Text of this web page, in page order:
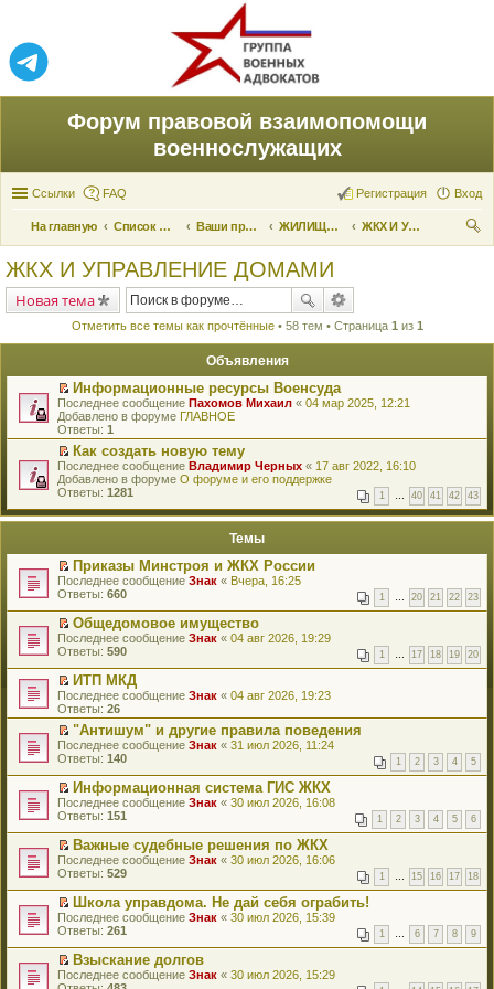
Форум правовой взаимопомощи
военнослужащих
Ссылки FAQ Вход
Регистрация
На главную Список форумов Ваши права и их реализация ЖИЛИЩНЫЕ ВОПРОСЫ
ЖКХ И УПРАВЛЕНИЕ ДОМАМИ
ЖКХ И УПРАВЛЕНИЕ ДОМАМИ
Новая тема
Отметить все темы как прочтённые• 58 тем • Страница 1 из 1
Объявления
П
е
р
е
й
т
и
к
е
о
м
у
н
е
п
р
о
и
т
а
н
н
о
м
с
о
о
б
щ
е
н
и
ю
Информационные ресурсы Военсуда
Последнее сообщение Пахомов Михаил « 04 мар 2025, 12:21
Добавлено в форуме ГЛАВНОЕ
Ответы: 1
П
е
р
й
к
п
е
р
в
о
м
у
е
п
р
о
ч
и
т
а
н
н
о
м
у
с
о
о
щ
е
н
и
ю
Как создать новую тему
Последнее сообщение Владимир Черных « 17 авг 2022, 16:10
Добавлено в форуме О форуме и его поддержке
Ответы: 1281 1 … 40 41 42 43
Темы
П
е
е
й
т
и
к
п
е
р
в
м
у
н
е
п
р
ч
и
т
а
н
н
о
м
у
с
о
Приказы Минстроя и ЖКХ России
Последнее сообщение Знак « Вчера, 16:25
Ответы: 660 1 … 20 21 22 23
П
е
е
й
т
и
к
п
е
р
в
о
м
у
н
е
п
р
ч
и
т
а
н
н
о
Общедомовое имущество
Последнее сообщение Знак « 04 авг 2026, 19:29
Ответы: 590 1 … 17 18 19 20
П
е
р
е
й
т
к
п
е
р
в
о
м
у
н
е
п
р
ч
и
т
ИТП МКД
Последнее сообщение Знак « 04 авг 2026, 19:23
Ответы: 26
П
е
е
й
т
и
к
п
е
р
в
о
м
у
е
п
р
"Антишум" и другие правила поведения
Последнее сообщение Знак « 31 июл 2026, 11:24
Ответы: 140 1 2 3 4 5
П
е
е
й
т
и
к
п
е
р
в
о
м
у
Информационная система ГИС ЖКХ
Последнее сообщение Знак « 30 июл 2026, 16:08
Ответы: 151 1 2 3 4 5 6
П
е
е
й
т
и
к
п
е
Важные судебные решения по ЖКХ
Последнее сообщение Знак « 30 июл 2026, 16:06
Ответы: 529 1 … 15 16 17 18
П
е
е
й
т
Школа управдома. Не дай себя ограбить!
Последнее сообщение Знак « 30 июл 2026, 15:39
Ответы: 261 1 … 6 7 8 9
П
е
Взыскание долгов
Последнее сообщение Знак « 30 июл 2026, 15:29